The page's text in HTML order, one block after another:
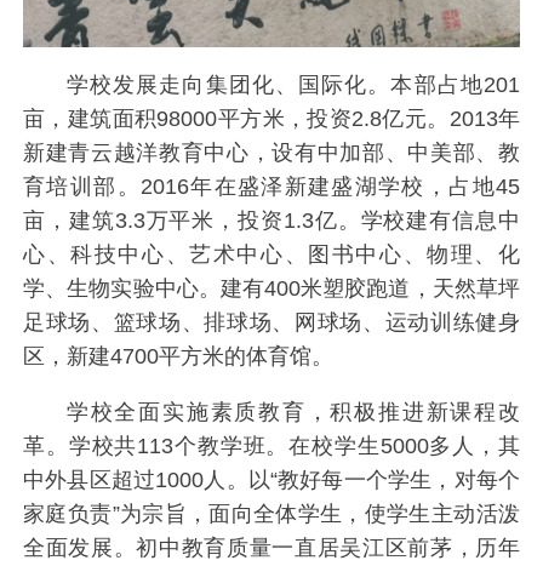
学校发展走向集团化、国际化。本部占地201
亩，建筑面积98000平方米，投资2.8亿元。2013年
新建青云越洋教育中心，设有中加部、中美部、教
育培训部。2016年在盛泽新建盛湖学校，占地45
亩，建筑3.3万平米，投资1.3亿。学校建有信息中
心、科技中心、艺术中心、图书中心、物理、化
学、生物实验中心。建有400米塑胶跑道，天然草坪
足球场、篮球场、排球场、网球场、运动训练健身
区，新建4700平方米的体育馆。
学校全面实施素质教育，积极推进新课程改
革。学校共113个教学班。在校学生5000多人，其
中外县区超过1000人。以“教好每一个学生，对每个
家庭负责”为宗旨，面向全体学生，使学生主动活泼
全面发展。初中教育质量一直居吴江区前茅，历年